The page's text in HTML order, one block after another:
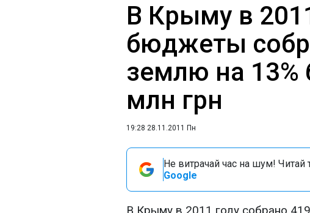
В Крыму в
бюджеты
землю на 13%
млн грн
19:28 28.11.2011 Пн
Не витрачай час на шум! Читай
Google